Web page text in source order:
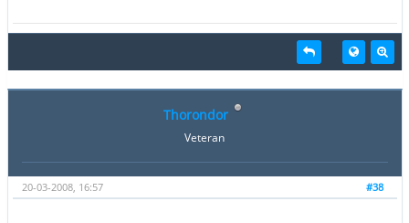
Thorondor
Veteran
#38
20-03-2008, 16:57